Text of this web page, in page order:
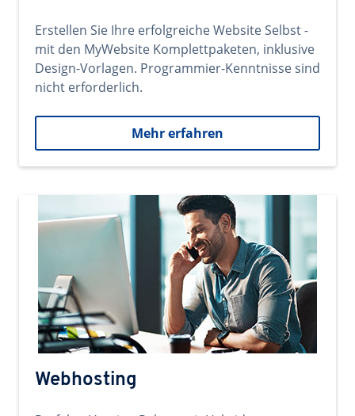
Erstellen Sie Ihre erfolgreiche Website Selbst -
mit den MyWebsite Komplettpaketen, inklusive
Design-Vorlagen. Programmier-Kenntnisse sind
nicht erforderlich.
Mehr erfahren
Webhosting